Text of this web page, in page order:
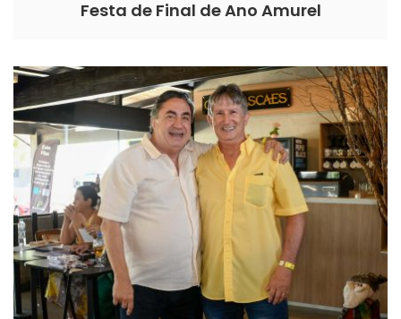
Festa de Final de Ano Amurel